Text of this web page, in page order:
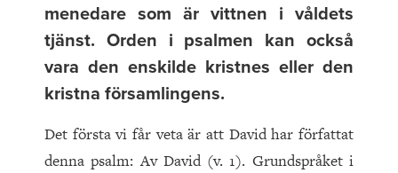
menedare som är vittnen i våldets
tjänst. Orden i psalmen kan också
vara den enskilde kristnes eller den
kristna församlingens.
Det första vi får veta är att David har författat
denna psalm: Av David (v. 1). Grundspråket i